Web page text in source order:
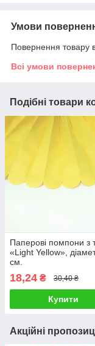
Умови
Повернення товару
Всі умови
Подібні товари
Паперові помпони з
«Light Yellow»,
см.
18,24 ₴ 30,40 ₴
Купити
Акційні